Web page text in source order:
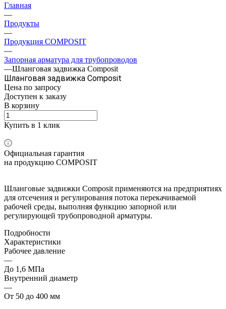
Главная
—
Продукты
—
Продукция COMPOSIT
—
Запорная арматура для трубопроводов
—Шланговая задвижка Composit
Шланговая задвижка Composit
Цена по запросу
Доступен к заказу
В корзину
Купить в 1 клик
Официальная гарантия
на продукцию COMPOSIT
Шланговые задвижки Composit применяются на предприятиях
для отсечения и регулирования потока перекачиваемой
рабочей среды, выполняя функцию запорной или
регулирующей трубопроводной арматуры.
Подробности
Характеристики
Рабочее давление
—
До 1,6 МПа
Внутренний диаметр
—
От 50 до 400 мм